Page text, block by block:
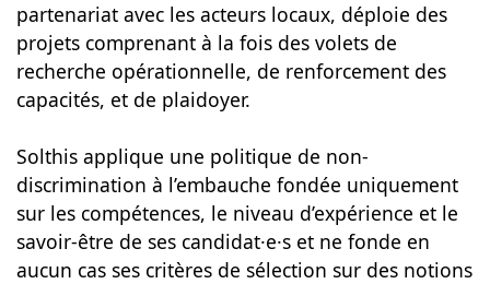
partenariat avec les acteurs locaux, déploie des
projets comprenant à la fois des volets de
recherche opérationnelle, de renforcement des
capacités, et de plaidoyer.
Solthis applique une politique de non-
discrimination à l’embauche fondée uniquement
sur les compétences, le niveau d’expérience et le
savoir-être de ses candidat·e·s et ne fonde en
aucun cas ses critères de sélection sur des notions